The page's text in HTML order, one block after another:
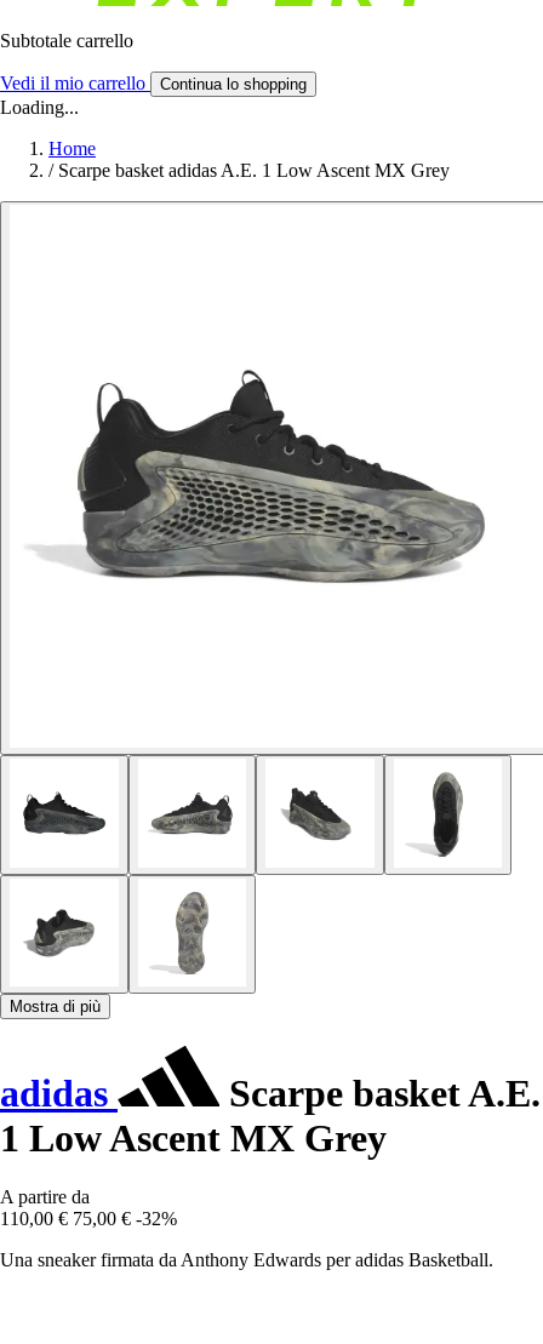
Subtotale carrello
Vedi il mio carrello Continua lo shopping
Loading...
Home
/ Scarpe basket adidas A.E. 1 Low Ascent MX Grey
Mostra di più
adidas
Scarpe basket A.E.
1 Low Ascent MX Grey
A partire da
110,00 € 75,00 € -32%
Una sneaker firmata da Anthony Edwards per adidas Basketball.